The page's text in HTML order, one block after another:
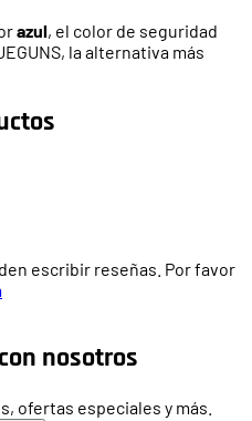
azul, el color de seguridad
la alternativa más
escribir reseñas. Por favor
nosotros
ofertas especiales y más.